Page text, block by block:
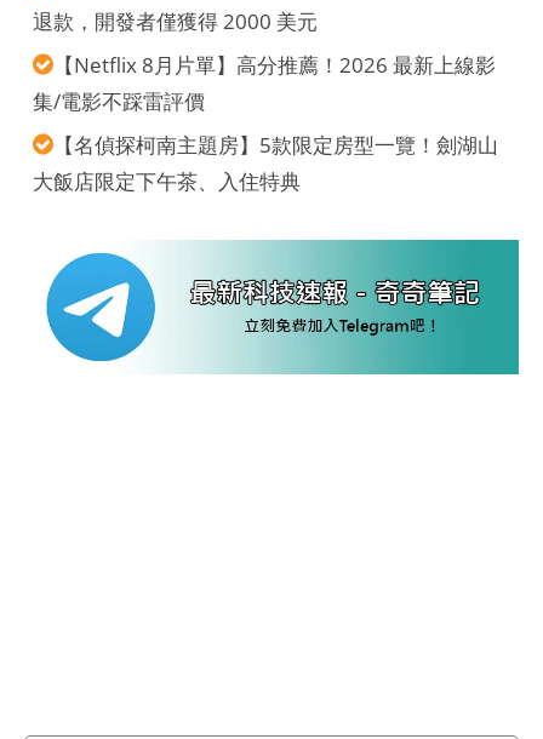
退款，開發者僅獲得 2000 美元
【Netflix 8月片單】高分推薦！2026 最新上線影
集/電影不踩雷評價
【名偵探柯南主題房】5款限定房型一覽！劍湖山
大飯店限定下午茶、入住特典